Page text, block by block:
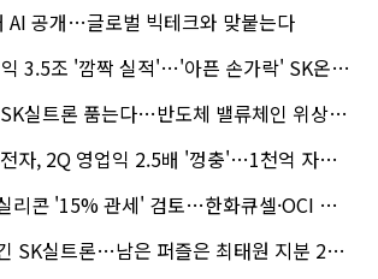
AI 공개…글로벌 빅테크와 맞붙는다
3.5조 '깜짝 실적'…'아픈 손가락' SK온의 반전
실트론 품는다…반도체 밸류체인 위상 강화
, 2Q 영업익 2.5배 '껑충'…1천억 자사주 태운다
콘 '15% 관세' 검토…한화큐셀·OCI 영향은?
SK실트론…남은 퍼즐은 최태원 지분 29.4%